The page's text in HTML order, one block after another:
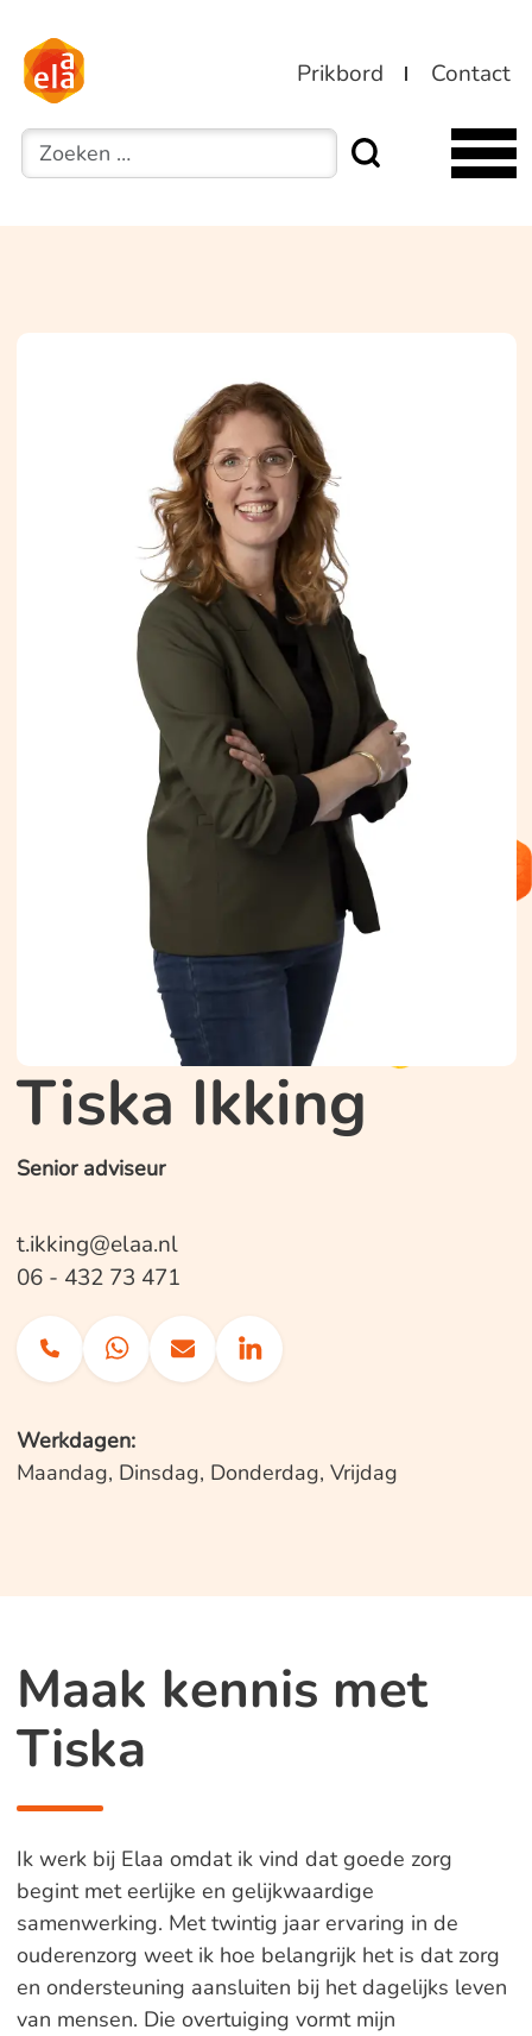
Prikbord Contact
Zoeken
Tiska Ikking
Senior adviseur
t.ikking@elaa.nl
06 - 432 73 471
Werkdagen:
Maandag, Dinsdag, Donderdag, Vrijdag
Maak kennis met
Tiska
Ik werk bij Elaa omdat ik vind dat goede zorg
begint met eerlijke en gelijkwaardige
samenwerking. Met twintig jaar ervaring in de
ouderenzorg weet ik hoe belangrijk het is dat zorg
en ondersteuning aansluiten bij het dagelijks leven
van mensen. Die overtuiging vormt mijn